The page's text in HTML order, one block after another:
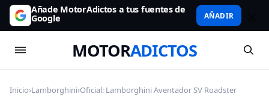
Añade MotorAdictos a tus fuentes de
Google AÑADIR
MOTORADICTOS
Inicio›Lamborghini›Oficial: Lamborghini Aventador SV Roadster